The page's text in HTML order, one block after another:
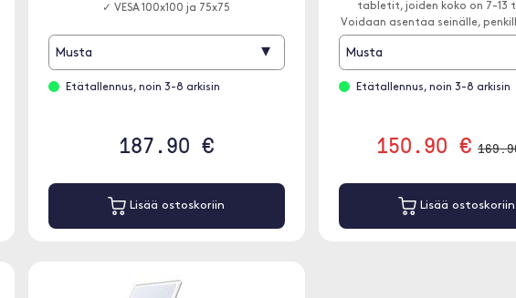
✓ VESA 100x100 ja 75x75
Musta ▾
Etätallennus, noin 3-8 arkisin
187.90 €
Lisää ostoskoriin
tabletit, joiden koko on 7-13
Voidaan asentaa seinälle,
tahansa muuhun
Musta
Etätallennus, noin 3-8 arkisin
150.90 €
Lisää ostoskoriin